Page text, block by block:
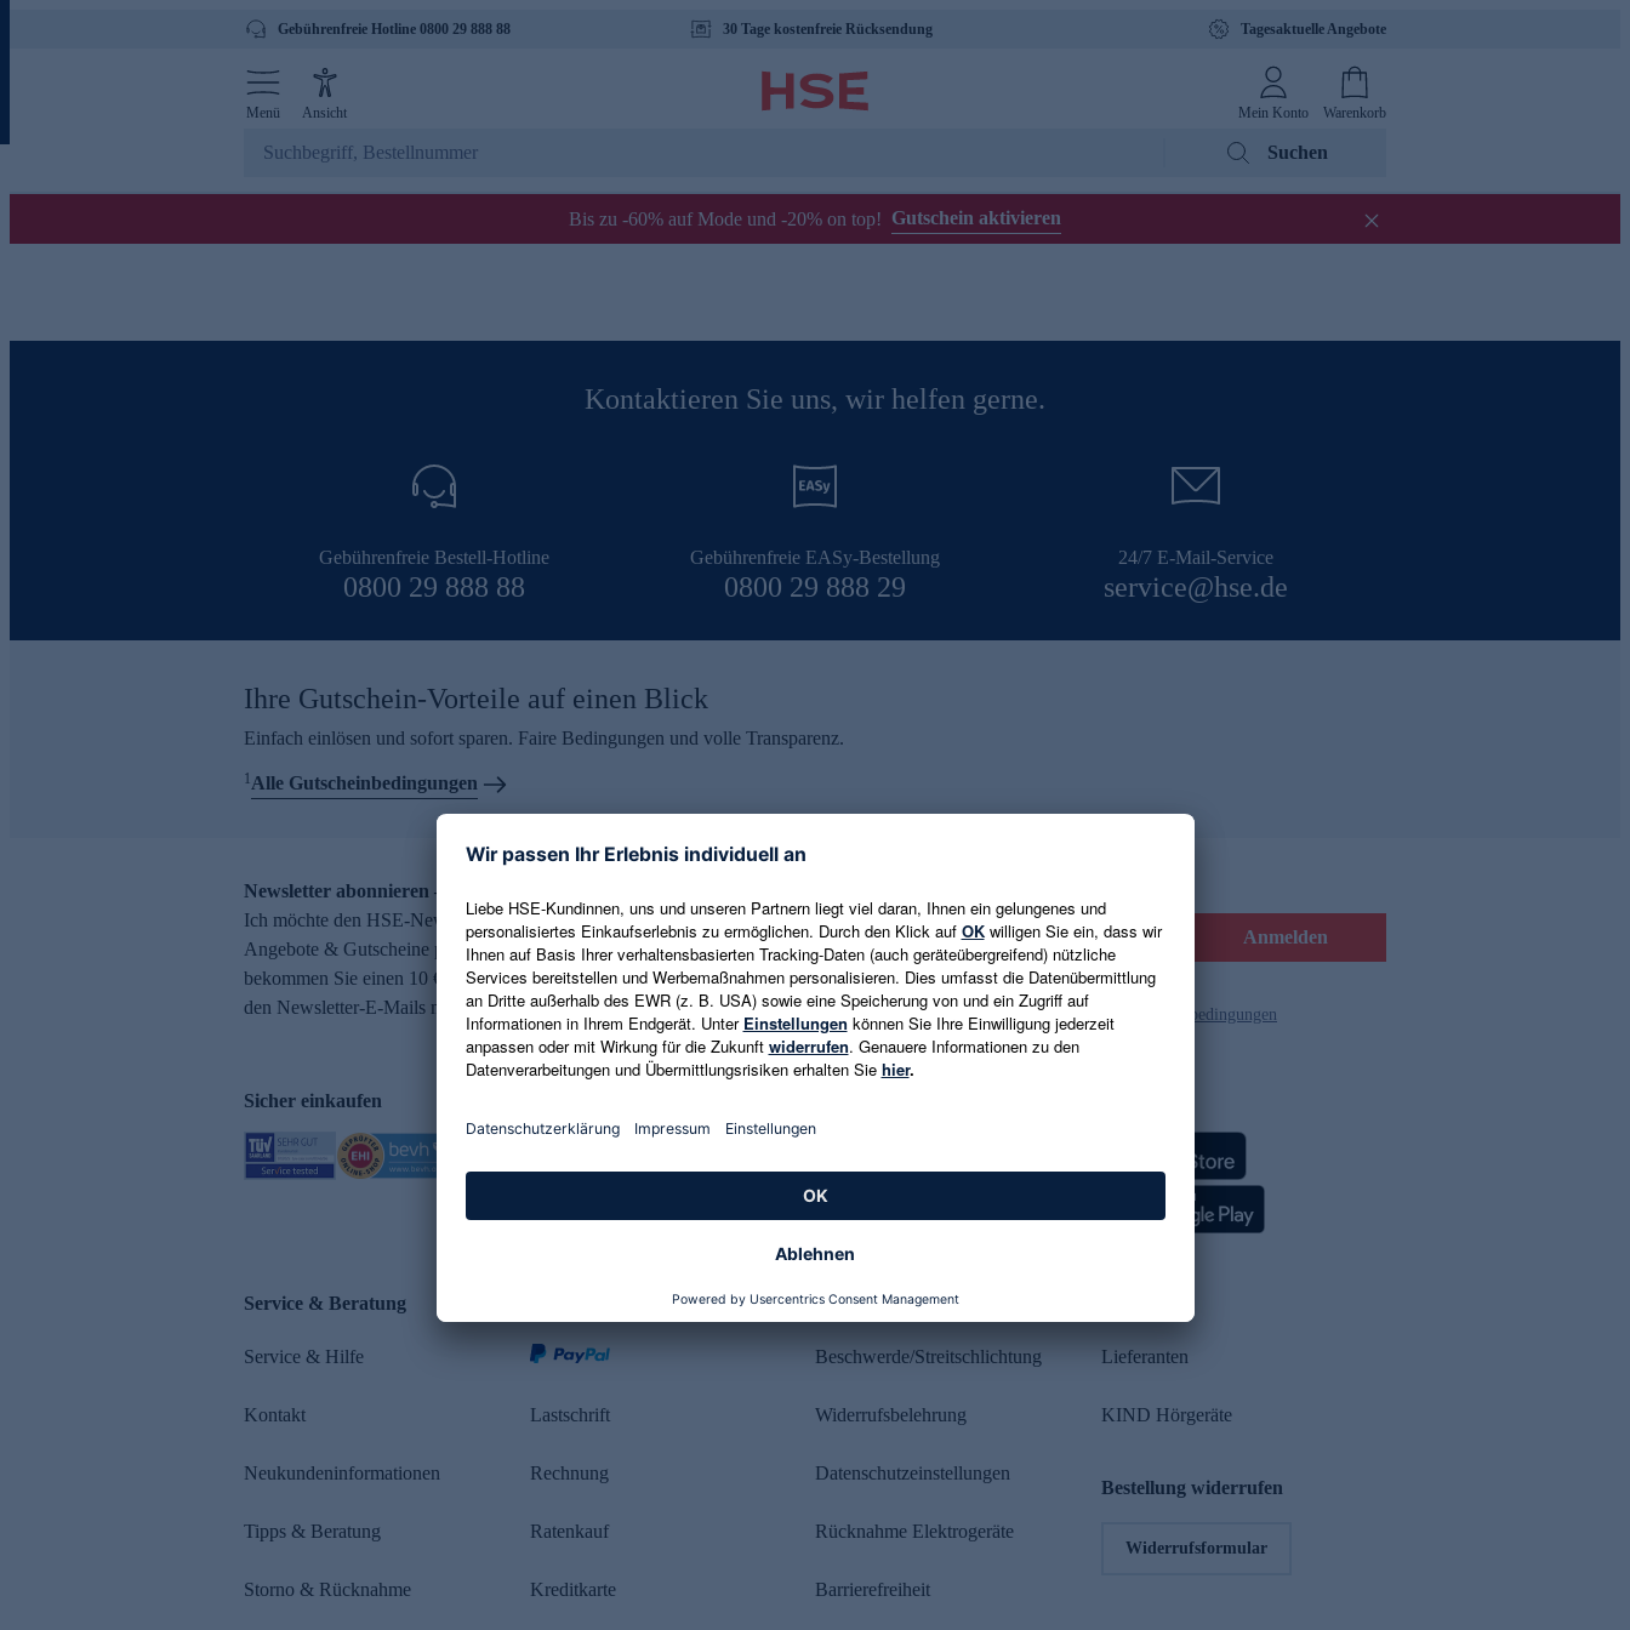
Gebührenfreie Hotline 0800 29 888 88 30 Tage kostenfreie Rücksendung Tagesaktuelle Angebote
Menü Ansicht Mein Konto Warenkorb
Suchen
Bis zu -60% auf Mode und -20% on top! Gutschein aktivieren
Kontaktieren Sie uns, wir helfen gerne.
Gebührenfreie Bestell-Hotline
0800 29 888 88
Gebührenfreie EASy-Bestellung
0800 29 888 29
24/7 E-Mail-Service
service@hse.de
Ihre Gutschein-Vorteile auf einen Blick
Einfach einlösen und sofort sparen. Faire Bedingungen und volle Transparenz.
1Alle Gutscheinbedingungen
Newsletter abonnieren – 10 € Gutschein erhalten
Ich möchte den HSE-Newsletter abonnieren und aktuelle Trends,
Angebote & Gutscheine per E-Mail erhalten. Als Dankeschön
bekommen Sie einen 10 € Gutschein. Eine Abmeldung ist jederzeit in
den Newsletter-E-Mails möglich.
E-Mail-Adresse eingeben Anmelden
Es gelten die Datenschutzrichtlinien und die Gutscheinbedingungen
Sicher einkaufen
Service & Beratung
Service & Hilfe
Kontakt
Neukundeninformationen
Tipps & Beratung
Storno & Rücknahme
Lastschrift
Rechnung
Ratenkauf
Kreditkarte
Rechtliches
Beschwerde/Streitschlichtung
Widerrufsbelehrung
Datenschutzeinstellungen
Rücknahme Elektrogeräte
Barrierefreiheit
Lieferanten
KIND Hörgeräte
Bestellung widerrufen
Widerrufsformular